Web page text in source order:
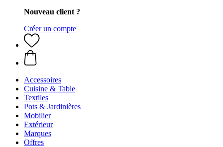
Nouveau client ?
Créer un compte
Accessoires
Cuisine & Table
Textiles
Pots & Jardinières
Mobilier
Extérieur
Marques
Offres